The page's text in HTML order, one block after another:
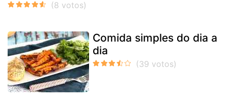
Comida simples do dia a
dia